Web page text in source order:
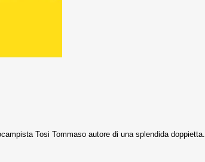
Tosi Tommaso autore di una splendida doppietta.